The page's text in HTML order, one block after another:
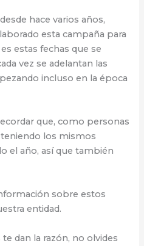
hace varios años,
esta campaña para
estas fechas que se
vez se adelantan las
incluso en la época
que, como personas
los mismos
el año, así que también
sobre estos
entidad.
dan la razón, no olvides